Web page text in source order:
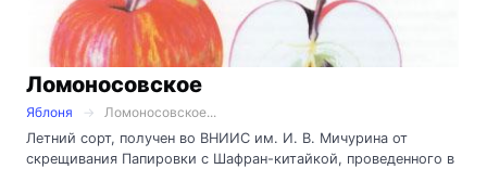
Ломоносовское
Яблоня
Ломоносовское...
Летний сорт, получен во ВНИИС им. И. В. Мичурина от
скрещива­ния Папировки с Шафран-китайкой, проведенного в